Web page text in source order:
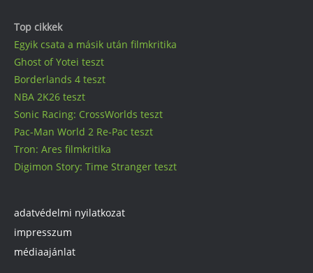
Top cikkek
Egyik csata a másik után filmkritika
Ghost of Yotei teszt
Borderlands 4 teszt
NBA 2K26 teszt
Sonic Racing: CrossWorlds teszt
Pac-Man World 2 Re-Pac teszt
Tron: Ares filmkritika
Digimon Story: Time Stranger teszt
adatvédelmi nyilatkozat
impresszum
médiaajánlat